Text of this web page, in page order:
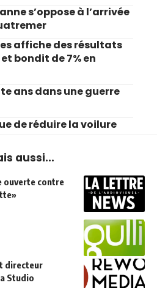
s’oppose à l’arrivée
affiche des résultats
bondit de 7% en
ans dans une guerre
de réduire la voilure
aussi...
ouverte contre
directeur
Studio